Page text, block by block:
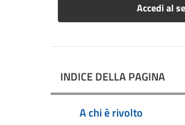
Accedi al
INDICE DELLA PAGINA
A chi è rivolto